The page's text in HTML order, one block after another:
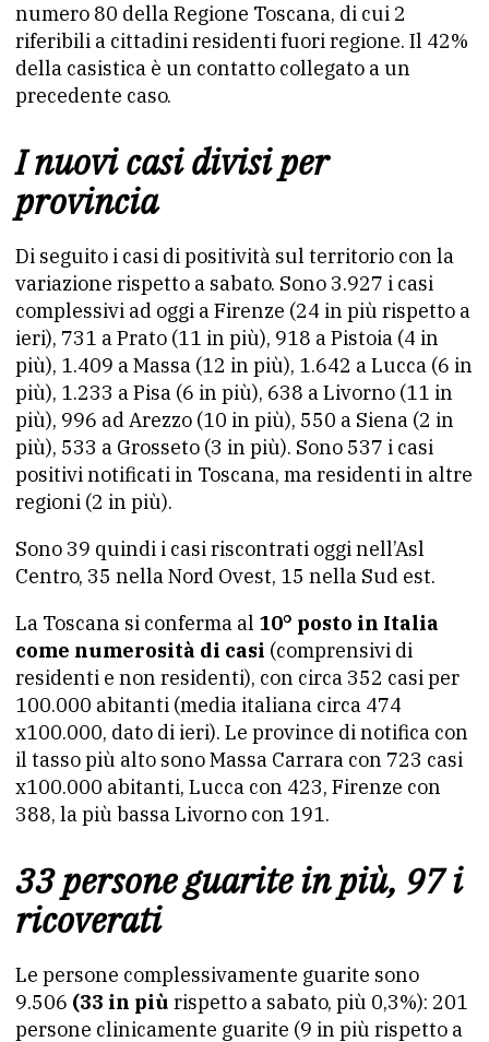
numero 80 della Regione Toscana, di cui 2
riferibili a cittadini residenti fuori regione. Il 42%
della casistica è un contatto collegato a un
precedente caso.
I nuovi casi divisi per
provincia
Di seguito i casi di positività sul territorio con la
variazione rispetto a sabato. Sono 3.927 i casi
complessivi ad oggi a Firenze (24 in più rispetto a
ieri), 731 a Prato (11 in più), 918 a Pistoia (4 in
più), 1.409 a Massa (12 in più), 1.642 a Lucca (6 in
più), 1.233 a Pisa (6 in più), 638 a Livorno (11 in
più), 996 ad Arezzo (10 in più), 550 a Siena (2 in
più), 533 a Grosseto (3 in più). Sono 537 i casi
positivi notificati in Toscana, ma residenti in altre
regioni (2 in più).
Sono 39 quindi i casi riscontrati oggi nell’Asl
Centro, 35 nella Nord Ovest, 15 nella Sud est.
La Toscana si conferma al 10° posto in Italia
come numerosità di casi (comprensivi di
residenti e non residenti), con circa 352 casi per
100.000 abitanti (media italiana circa 474
x100.000, dato di ieri). Le province di notifica con
il tasso più alto sono Massa Carrara con 723 casi
x100.000 abitanti, Lucca con 423, Firenze con
388, la più bassa Livorno con 191.
33 persone guarite in più, 97 i
ricoverati
Le persone complessivamente guarite sono
9.506 (33 in più rispetto a sabato, più 0,3%): 201
persone clinicamente guarite (9 in più rispetto a